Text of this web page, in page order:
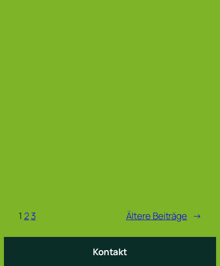
1 2 3 Ältere Beiträge →
Kontakt